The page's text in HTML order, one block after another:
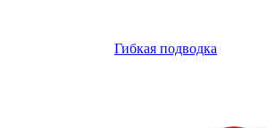
Гибкая подводка